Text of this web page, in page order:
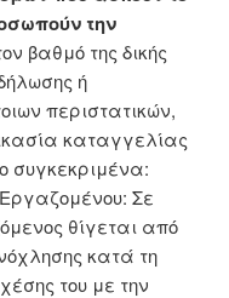
την
βαθμό της δικής
ή
περιστατικών,
καταγγελίας
συγκεκριμένα:
Σε
θίγεται από
κατά τη
του με την